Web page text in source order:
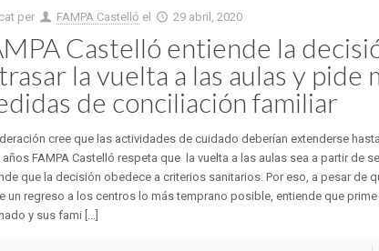
per FAMPA Castelló el 29 abril, 2020
Castelló entiende la
la vuelta a las aulas y pide
de conciliación familiar
cree que las actividades de cuidado deberían extenderse
FAMPA Castelló respeta que la vuelta a las aulas sea a partir de
que la decisión obedece a criterios sanitarios. Por eso, a pesar de
un regreso a los centros lo más temprano posible, entiende que
y sus fami [...]